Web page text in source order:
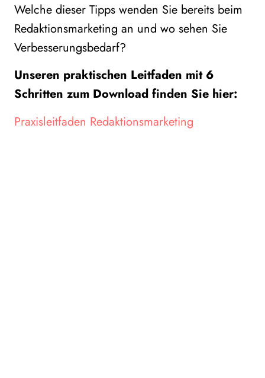
Welche dieser Tipps wenden Sie bereits beim
Redaktionsmarketing an und wo sehen Sie
Verbesserungsbedarf?
Unseren praktischen Leitfaden mit 6
Schritten zum Download finden Sie hier:
Praxisleitfaden Redaktionsmarketing